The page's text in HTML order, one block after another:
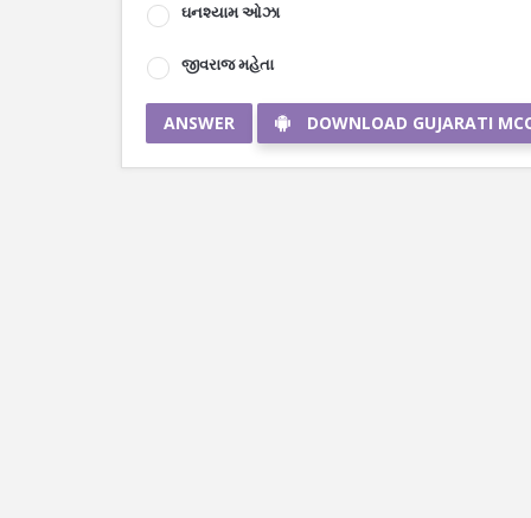
ઘનશ્યામ ઓઝા
જીવરાજ મહેતા
ANSWER DOWNLOAD GUJARATI